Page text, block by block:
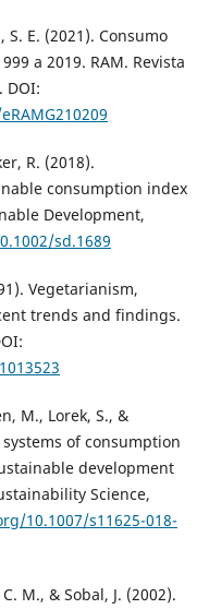
E. (2021). Consumo
a 2019. RAM. Revista
DOI:
R. (2018).
consumption index
Development,
sd.1689
Vegetarianism,
trends and findings.
M., Lorek, S., &
of consumption
development
Science,
10.1007/s11625-018-
M., & Sobal, J. (2002).